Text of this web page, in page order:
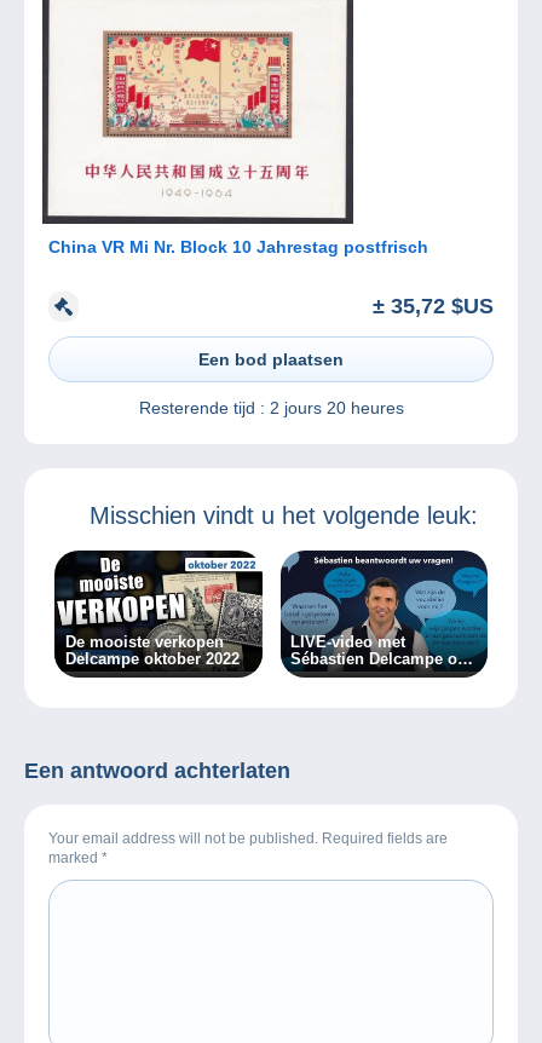
China VR Mi Nr. Block 10 Jahrestag postfrisch
± 35,72 $US
Een bod plaatsen
Resterende tijd : 2 jours 20 heures
Misschien vindt u het volgende leuk:
De mooiste verkopen
Delcampe oktober 2022
LIVE-video met
Sébastien Delcampe op
07/03/2024!
Een antwoord achterlaten
Your email address will not be published. Required fields are
marked *